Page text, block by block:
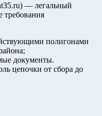
— легальный
требования
полигонами
документы.
цепочки от сбора до